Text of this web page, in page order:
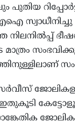
പുതിയ
മാത്രം
ജോലികളും
ഇതുകൂടി